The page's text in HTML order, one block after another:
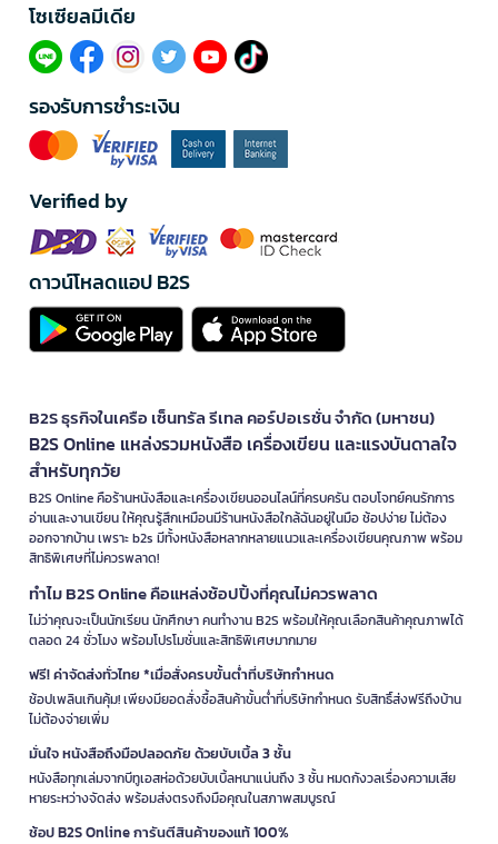
โซเซียลมีเดีย​
รองรับการชำระเงิน
Verified by
ดาวน์โหลดแอป B2S
B2S ธุรกิจในเครือ เซ็นทรัล รีเทล คอร์ปอเรชั่น จำกัด (มหาชน)
B2S Online แหล่งรวมหนังสือ เครื่องเขียน และแรงบันดาลใจ
สำหรับทุกวัย
B2S Online คือร้านหนังสือและเครื่องเขียนออนไลน์ที่ครบครัน ตอบโจทย์คนรักการ
อ่านและงานเขียน ให้คุณรู้สึกเหมือนมีร้านหนังสือใกล้ฉันอยู่ในมือ ช้อปง่าย ไม่ต้อง
ออกจากบ้าน เพราะ b2s มีทั้งหนังสือหลากหลายแนวและเครื่องเขียนคุณภาพ พร้อม
สิทธิพิเศษที่ไม่ควรพลาด!
ทำไม B2S Online คือแหล่งช้อปปิ้งที่คุณไม่ควรพลาด
ไม่ว่าคุณจะเป็นนักเรียน นักศึกษา คนทำงาน B2S พร้อมให้คุณเลือกสินค้าคุณภาพได้
ตลอด 24 ชั่วโมง พร้อมโปรโมชั่นและสิทธิพิเศษมากมาย
ฟรี! ค่าจัดส่งทั่วไทย *เมื่อสั่งครบขั้นต่ำที่บริษัทกำหนด
ช้อปเพลินเกินคุ้ม! เพียงมียอดสั่งซื้อสินค้าขั้นต่ำที่บริษัทกำหนด รับสิทธิ์ส่งฟรีถึงบ้าน
ไม่ต้องจ่ายเพิ่ม
มั่นใจ หนังสือถึงมือปลอดภัย ด้วยบับเบิ้ล 3 ชั้น
หนังสือทุกเล่มจากบีทูเอสห่อด้วยบับเบิ้ลหนาแน่นถึง 3 ชั้น หมดกังวลเรื่องความเสีย
หายระหว่างจัดส่ง พร้อมส่งตรงถึงมือคุณในสภาพสมบูรณ์
ช้อป B2S Online การันตีสินค้าของแท้ 100%